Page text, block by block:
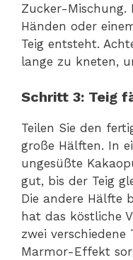
Zucker-Mischung.
Händen oder
Teig entsteht.
lange zu kneten,
Schritt 3: Teig
Teilen Sie den
große Hälften. In
ungesüßte
gut, bis der Teig
Die andere Hälfte
hat das köstliche
zwei verschiedene
Marmor-Effekt